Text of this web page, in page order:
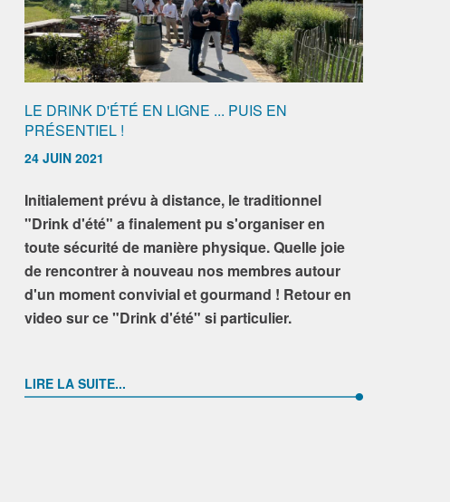
LE DRINK D'ÉTÉ EN LIGNE ... PUIS EN
PRÉSENTIEL !
24 JUIN 2021
Initialement prévu à distance, le traditionnel
"Drink d'été" a finalement pu s'organiser en
toute sécurité de manière physique. Quelle joie
de rencontrer à nouveau nos membres autour
d'un moment convivial et gourmand ! Retour en
video sur ce "Drink d'été" si particulier.
LIRE LA SUITE...